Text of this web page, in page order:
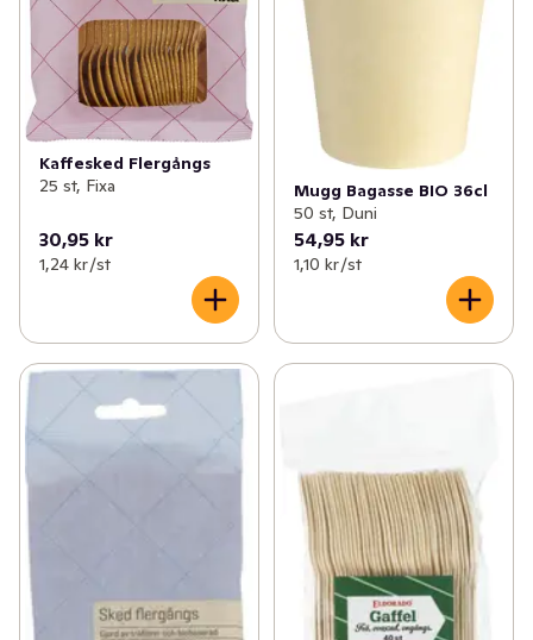
Kaffesked Flergångs
25 st, Fixa
30,95 kr
1,24 kr /st
Mugg Bagasse BIO 36cl
50 st, Duni
54,95 kr
1,10 kr /st